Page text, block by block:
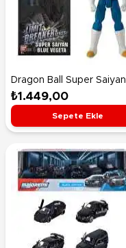
Dragon Ball Super Saiyan
Blue Vegeta Figür 30 Cm
₺1.449,00
Sepete Ekle